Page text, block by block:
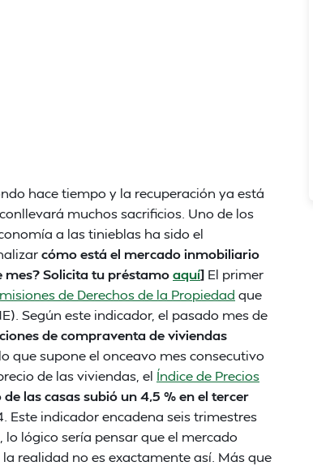
hace tiempo y la recuperación ya está
muchos sacrificios. Uno de los
a las tinieblas ha sido el
cómo está el mercado inmobiliario
mes? Solicita tu préstamoaquí] El primer
de Derechos de la Propiedad que
Según este indicador, el pasado mes de
de compraventa de viviendas
, lo que supone el onceavo mes consecutivo
de las viviendas, el Índice de Precios
de las casas subió un 4,5 % en el tercer
Este indicador encadena seis trimestres
lógico sería pensar que el mercado
realidad no es exactamente así. Más que